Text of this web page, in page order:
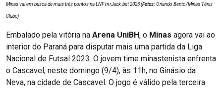
Minas vai em busca de mais três pontos na LNF mrJack.bet 2023 (Fotos:Orlando Bento/Minas Tênis
Clube)
Embalado pela vitória na Arena UniBH, o Minas agora vai ao
interior do Paraná para disputar mais uma partida da Liga
Nacional de Futsal 2023. O jovem time minastenista enfrenta
o Cascavel, neste domingo (9/4), às 11h, no Ginásio da
Neva, na cidade de Cascavel. O jogo é válido pela terceira